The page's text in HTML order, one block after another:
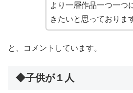
より一層作品一つ一つ
きたいと思っておりま
と、コメントしています。
◆子供が１人